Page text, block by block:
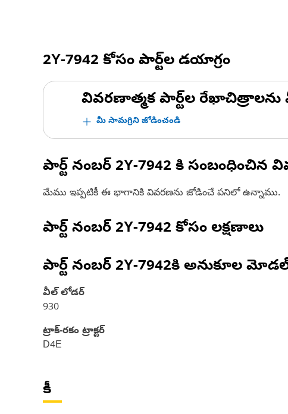
2Y-7942 కోసం పార్ట్‌ల డయాగ్రం
వివరణాత్మక పార్ట్‌ల రేఖాచిత్రాలను
మీ సామగ్రిని జోడించండి
పార్ట్ నంబర్ 2Y-7942 కి సంబంధించిన
మేము ఇప్పటికీ ఈ భాగానికి వివరణను జోడించే పనిలో ఉన్నాము.
పార్ట్ నంబర్ 2Y-7942 కోసం లక్షణాలు
పార్ట్ నంబర్ 2Y-7942కి అనుకూల
వీల్ లోడర్
930
ట్రాక్-రకం ట్రాక్టర్‌
D4E
కీ